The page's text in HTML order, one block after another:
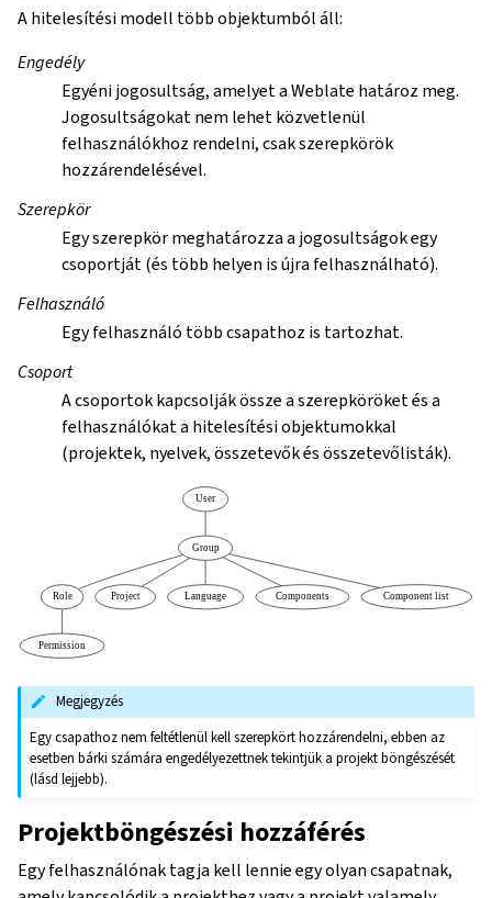
A hitelesítési modell több objektumból áll:
Engedély
Egyéni jogosultság, amelyet a Weblate határoz meg.
Jogosultságokat nem lehet közvetlenül
felhasználókhoz rendelni, csak szerepkörök
hozzárendelésével.
Szerepkör
Egy szerepkör meghatározza a jogosultságok egy
csoportját (és több helyen is újra felhasználható).
Felhasználó
Egy felhasználó több csapathoz is tartozhat.
Csoport
A csoportok kapcsolják össze a szerepköröket és a
felhasználókat a hitelesítési objektumokkal
(projektek, nyelvek, összetevők és összetevőlisták).
Megjegyzés
Egy csapathoz nem feltétlenül kell szerepkört hozzárendelni, ebben az
esetben bárki számára engedélyezettnek tekintjük a projekt böngészését
(lásd lejjebb).
Projektböngészési hozzáférés
Egy felhasználónak tagja kell lennie egy olyan csapatnak,